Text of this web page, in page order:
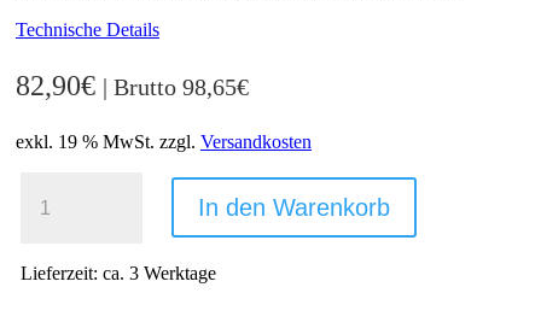
Technische Details
82,90€ | Brutto 98,65€
exkl. 19 % MwSt. zzgl. Versandkosten
KUNDENSTOPPER
MENGE
In den Warenkorb
Lieferzeit:ca. 3 Werktage